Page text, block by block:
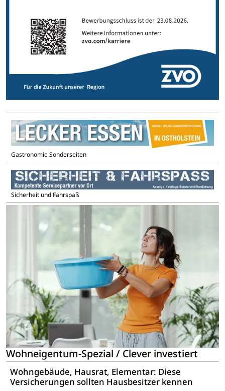
Gastronomie Sonderseiten
Sicherheit und Fahrspaß
Wohneigentum-Spezial / Clever investiert
Wohngebäude, Hausrat, Elementar: Diese
Versicherungen sollten Hausbesitzer kennen